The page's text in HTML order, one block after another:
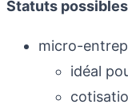
Statuts
micro-
idéal